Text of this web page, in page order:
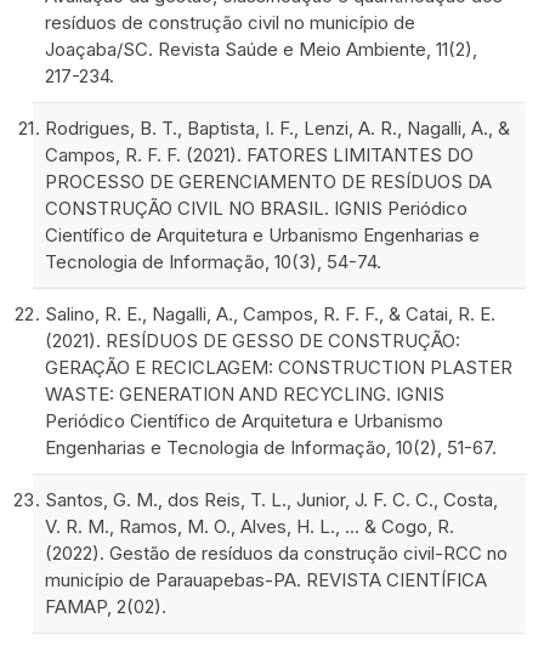
resíduos de construção civil no município de
Joaçaba/SC. Revista Saúde e Meio Ambiente, 11(2),
217-234.
Rodrigues, B. T., Baptista, I. F., Lenzi, A. R., Nagalli, A., &
Campos, R. F. F. (2021). FATORES LIMITANTES DO
PROCESSO DE GERENCIAMENTO DE RESÍDUOS DA
CONSTRUÇÃO CIVIL NO BRASIL. IGNIS Periódico
Científico de Arquitetura e Urbanismo Engenharias e
Tecnologia de Informação, 10(3), 54-74.
Salino, R. E., Nagalli, A., Campos, R. F. F., & Catai, R. E.
(2021). RESÍDUOS DE GESSO DE CONSTRUÇÃO:
GERAÇÃO E RECICLAGEM: CONSTRUCTION PLASTER
WASTE: GENERATION AND RECYCLING. IGNIS
Periódico Científico de Arquitetura e Urbanismo
Engenharias e Tecnologia de Informação, 10(2), 51-67.
Santos, G. M., dos Reis, T. L., Junior, J. F. C. C., Costa,
V. R. M., Ramos, M. O., Alves, H. L., ... & Cogo, R.
(2022). Gestão de resíduos da construção civil-RCC no
município de Parauapebas-PA. REVISTA CIENTÍFICA
FAMAP, 2(02).